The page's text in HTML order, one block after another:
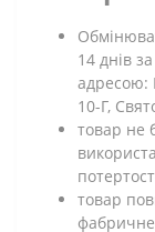
14 днів
адресою:
10-Г,
товар не
товар